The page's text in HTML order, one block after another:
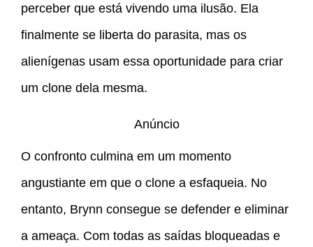
perceber que está vivendo uma ilusão. Ela
finalmente se liberta do parasita, mas os
alienígenas usam essa oportunidade para criar
um clone dela mesma.
Anúncio
O confronto culmina em um momento
angustiante em que o clone a esfaqueia. No
entanto, Brynn consegue se defender e eliminar
a ameaça. Com todas as saídas bloqueadas e